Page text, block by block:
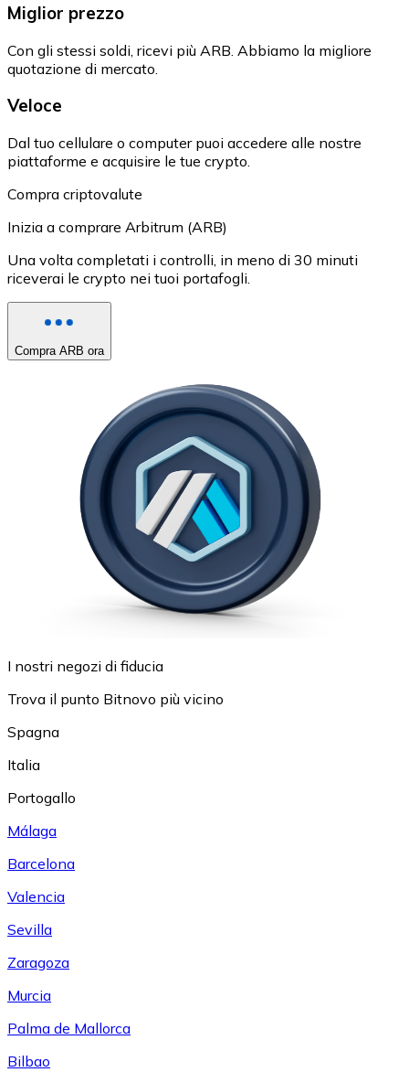
Miglior prezzo
Con gli stessi soldi, ricevi più ARB. Abbiamo la migliore
quotazione di mercato.
Veloce
Dal tuo cellulare o computer puoi accedere alle nostre
piattaforme e acquisire le tue crypto.
Compra criptovalute
Inizia a comprare Arbitrum (ARB)
Una volta completati i controlli, in meno di 30 minuti
riceverai le crypto nei tuoi portafogli.
Compra ARB ora
I nostri negozi di fiducia
Trova il punto Bitnovo più vicino
Spagna
Italia
Portogallo
Málaga
Barcelona
Valencia
Sevilla
Zaragoza
Murcia
Palma de Mallorca
Bilbao